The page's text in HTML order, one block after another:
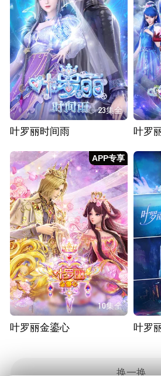
23集全
叶罗丽时间雨 叶罗
APP专享
10集全
叶罗丽金鎏心 叶罗
换一换